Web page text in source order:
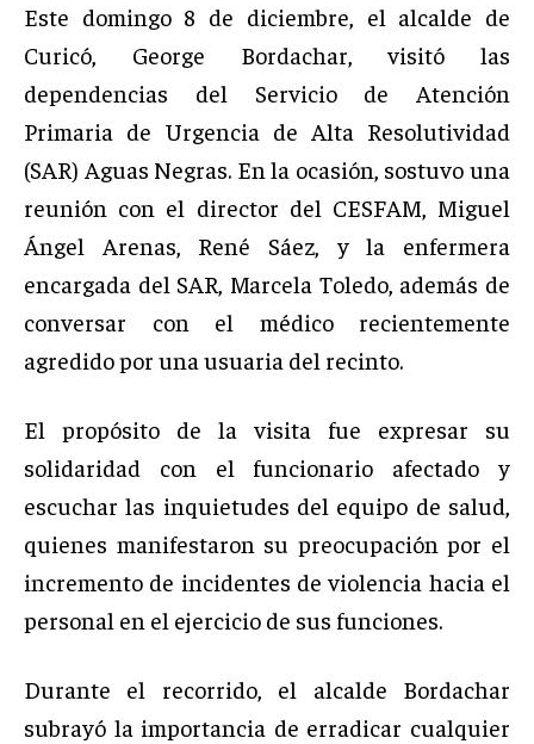
Este domingo 8 de diciembre, el alcalde de
Curicó, George Bordachar, visitó las
dependencias del Servicio de Atención
Primaria de Urgencia de Alta Resolutividad
(SAR) Aguas Negras. En la ocasión, sostuvo una
reunión con el director del CESFAM, Miguel
Ángel Arenas, René Sáez, y la enfermera
encargada del SAR, Marcela Toledo, además de
conversar con el médico recientemente
agredido por una usuaria del recinto.
El propósito de la visita fue expresar su
solidaridad con el funcionario afectado y
escuchar las inquietudes del equipo de salud,
quienes manifestaron su preocupación por el
incremento de incidentes de violencia hacia el
personal en el ejercicio de sus funciones.
Durante el recorrido, el alcalde Bordachar
subrayó la importancia de erradicar cualquier